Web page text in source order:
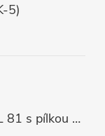
5)
Nôž RAKÚSKY GLOCK SURVIVAL 81 s pílkou ZELENÝ